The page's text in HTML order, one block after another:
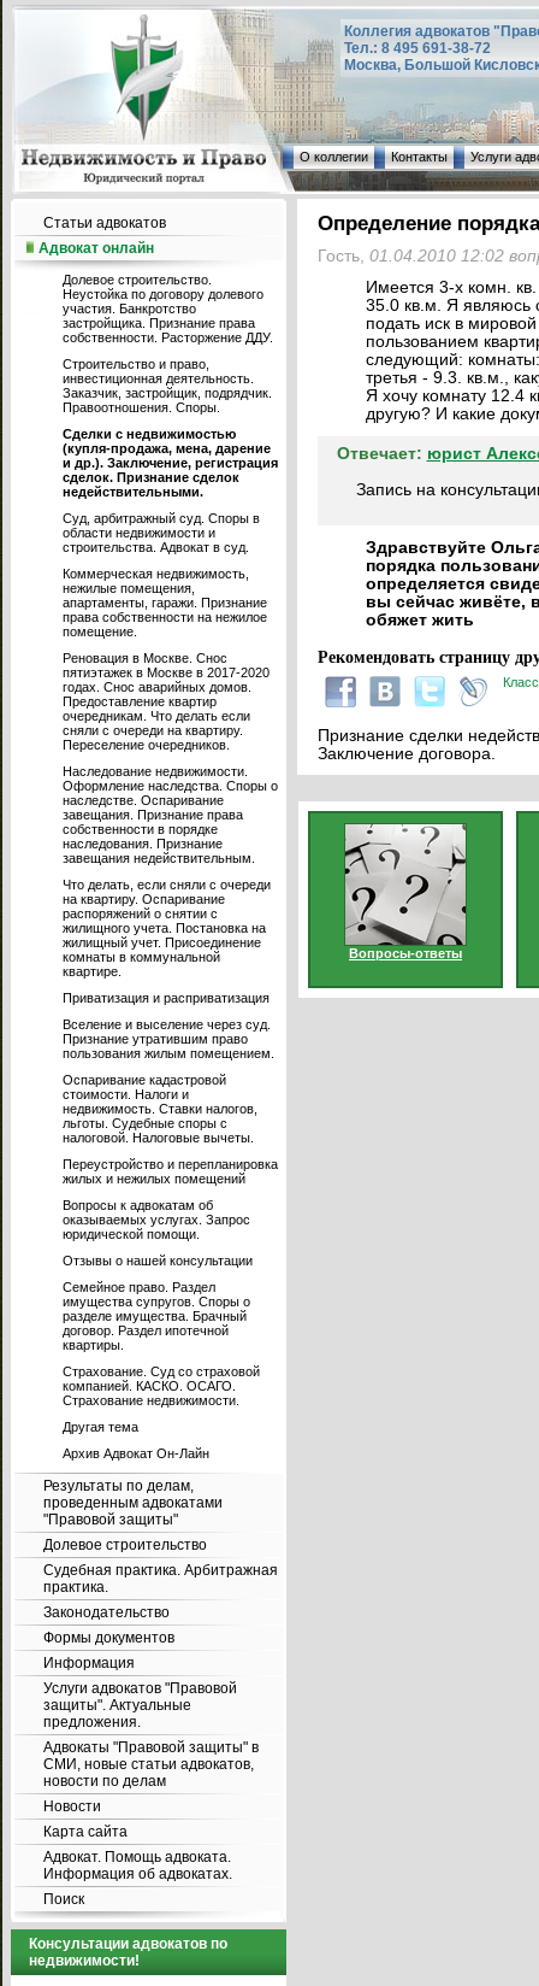
Коллегия адвокатов
Тел.: 8 495 691-38-72
Москва, Большой
О коллегии Контакты Услуги
Статьи адвокатов
Адвокат онлайн
Долевое строительство.
Неустойка по договору долевого
участия. Банкротство
застройщика. Признание права
собственности. Расторжение ДДУ.
Строительство и право,
инвестиционная деятельность.
Заказчик, застройщик, подрядчик.
Правоотношения. Споры.
Сделки с недвижимостью
(купля-продажа, мена, дарение
и др.). Заключение, регистрация
сделок. Признание сделок
недействительными.
Суд, арбитражный суд. Споры в
области недвижимости и
строительства. Адвокат в суд.
Коммерческая недвижимость,
нежилые помещения,
апартаменты, гаражи. Признание
права собственности на нежилое
помещение.
Реновация в Москве. Снос
пятиэтажек в Москве в 2017-2020
годах. Снос аварийных домов.
Предоставление квартир
очередникам. Что делать если
сняли с очереди на квартиру.
Переселение очередников.
Наследование недвижимости.
Оформление наследства. Споры о
наследстве. Оспаривание
завещания. Признание права
собственности в порядке
наследования. Признание
завещания недействительным.
Что делать, если сняли с очереди
на квартиру. Оспаривание
распоряжений о снятии с
жилищного учета. Постановка на
жилищный учет. Присоединение
комнаты в коммунальной
квартире.
Приватизация и расприватизация
Вселение и выселение через суд.
Признание утратившим право
пользования жилым помещением.
Оспаривание кадастровой
стоимости. Налоги и
недвижимость. Ставки налогов,
льготы. Судебные споры с
налоговой. Налоговые вычеты.
Переустройство и перепланировка
жилых и нежилых помещений
Вопросы к адвокатам об
оказываемых услугах. Запрос
юридической помощи.
Отзывы о нашей консультации
Семейное право. Раздел
имущества супругов. Споры о
разделе имущества. Брачный
договор. Раздел ипотечной
квартиры.
Страхование. Суд со страховой
компанией. КАСКО. ОСАГО.
Страхование недвижимости.
Другая тема
Архив Адвокат Он-Лайн
Результаты по делам,
проведенным адвокатами
"Правовой защиты"
Долевое строительство
Судебная практика. Арбитражная
практика.
Законодательство
Формы документов
Информация
Услуги адвокатов "Правовой
защиты". Актуальные
предложения.
Адвокаты "Правовой защиты" в
СМИ, новые статьи адвокатов,
новости по делам
Новости
Карта сайта
Адвокат. Помощь адвоката.
Информация об адвокатах.
Поиск
Консультации адвокатов по
недвижимости!
Определение
Гость, 01.04.2010 12:02
Имеется 3-х комн.
35.0 кв.м. Я являюсь
подать иск в
пользованием
следующий:
третья - 9.3. кв.м.,
Я хочу комнату 12.4
другую? И какие
Отвечает: юрист
Запись на
Здравствуйте
порядка
определяется
вы сейчас живёте,
обяжет жить
Рекомендовать страницу
Признание сделки
Заключение договора.
Вопросы-ответы